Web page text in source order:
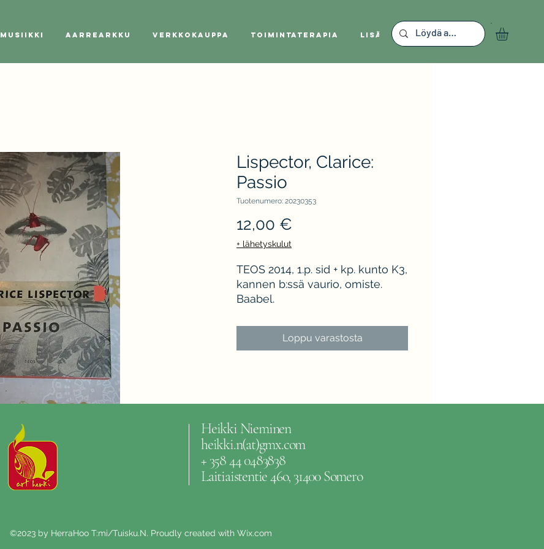
Musiikki Aarrearkku Verkkokauppa Toimintaterapia Lisää
Lispector, Clarice:
Passio
Tuotenumero: 20230353
12,00 €
+ lähetyskulut
TEOS 2014, 1.p. sid + kp. kunto K3,
kannen b:ssä vaurio, omiste.
Baabel.
Loppu varastosta
Heikki Nieminen
heikki.n(at)gmx.com
+ 358 44 0483838
Laitiaistentie 46o, 31400 Somero
©2023 by HerraHoo T:mi/Tuisku.N. Proudly created with Wix.com